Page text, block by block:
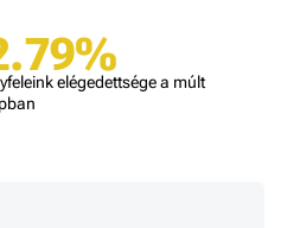
elégedettsége a múlt